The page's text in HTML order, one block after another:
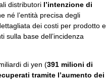
distributori l’intenzione di
né l’entità precisa degli
dei costi per prodotto e
sulla base dell’incidenza
di yen (391 milioni di
tramite l’aumento dei